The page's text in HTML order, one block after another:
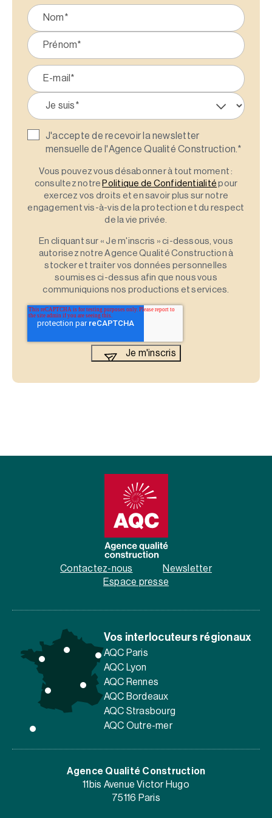
J'accepte de recevoir la newsletter
mensuelle de l'Agence Qualité Construction.*
Vous pouvez vous désabonner à tout moment :
consultez notre Politique de Confidentialité pour
exercez vos droits et en savoir plus sur notre
engagement vis-à-vis de la protection et du respect
de la vie privée.
En cliquant sur « Je m'inscris » ci-dessous, vous
autorisez notre Agence Qualité Construction à
stocker et traiter vos données personnelles
soumises ci-dessus afin que nous vous
communiquions nos productions et services.
Contactez-nous
Newsletter
Espace presse
Vos interlocuteurs régionaux
AQC Paris
AQC Lyon
AQC Rennes
AQC Bordeaux
AQC Strasbourg
AQC Outre-mer
Agence Qualité Construction
11bis Avenue Victor Hugo
75116 Paris